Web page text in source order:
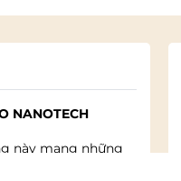
NANOTECH
này mang những